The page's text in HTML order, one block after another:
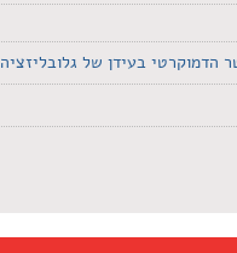
הדמוקרטי בעידן של גלובליזציה